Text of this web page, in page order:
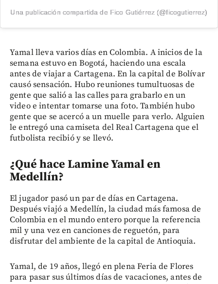
Una publicación compartida de Fico Gutiérrez (@ficogutierrez)
Yamal lleva varios días en Colombia. A inicios de la
semana estuvo en Bogotá, haciendo una escala
antes de viajar a Cartagena. En la capital de Bolívar
causó sensación. Hubo reuniones tumultuosas de
gente que salió a las calles para grabarlo en un
video e intentar tomarse una foto. También hubo
gente que se acercó a un muelle para verlo. Alguien
le entregó una camiseta del Real Cartagena que el
futbolista recibió y se llevó.
¿Qué hace Lamine Yamal en
Medellín?
El jugador pasó un par de días en Cartagena.
Después viajó a Medellín, la ciudad más famosa de
Colombia en el mundo entero porque la referencia
mil y una vez en canciones de reguetón, para
disfrutar del ambiente de la capital de Antioquia.
Yamal, de 19 años, llegó en plena Feria de Flores
para pasar sus últimos días de vacaciones, antes de